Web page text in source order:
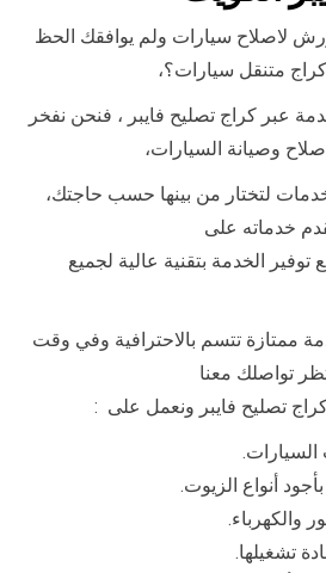
لاصلاح سيارات ولم يوافقك الحظ
متنقل سيارات؟،
عبر كراج تصليح فايبر ، فنحن نفخر
وصيانة السيارات،
لتختار من بينها حسب حاجتك،
خدماته على
الخدمة بتقنية عالية لجميع
ممتازة تتسم بالاحترافية وفي وقت
تواصلك معنا
تصليح فايبر ونعمل على :
السيارات.
أنواع الزيوت.
والكهرباء.
تشغيلها.